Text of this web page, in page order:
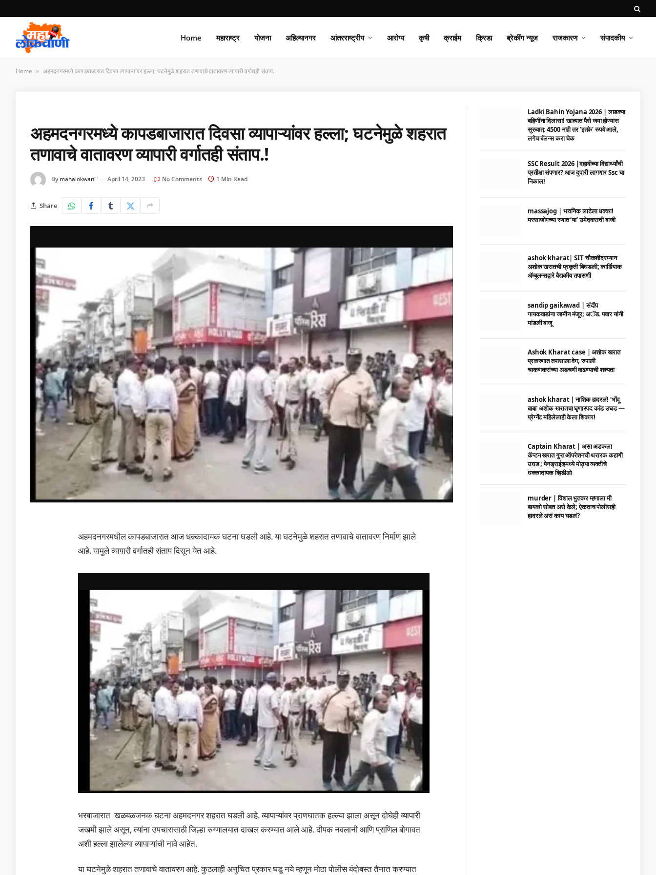
Home महाराष्ट्र योजना अहिल्यानगर आंतरराष्ट्रीय आरोग्य कृषी क्राईम क्रिडा ब्रेकींग न्यूज राजकारण संपादकीय
Home » अहमदनगरमध्ये कापडबाजारात दिवसा व्यापाऱ्यांवर हल्ला; घटनेमुळे शहरात तणावाचे वातावरण व्यापारी वर्गातही संताप.!
अहमदनगरमध्ये कापडबाजारात दिवसा व्यापाऱ्यांवर हल्ला; घटनेमुळे शहरात
तणावाचे वातावरण व्यापारी वर्गातही संताप.!
By mahalokwani April 14, 2023 No Comments 1 Min Read
Share
अहमदनगरमधील कापडबाजारात आज धक्कादायक घटना घडली आहे. या घटनेमुळे शहरात तणावाचे वातावरण निर्माण झाले
आहे. यामुले व्यापारी वर्गातही संताप दिसून येत आहे.
भरबाजारात खळबळजनक घटना अहमदनगर शहरात घडली आहे. व्यापाऱ्यांवर प्राणघातक हल्ल्या झाला असून दोघेही व्यापारी
जखमी झाले असून, त्यांना उपचारासाठी जिल्हा रुग्णालयात दाखल करण्यात आले आहे. दीपक नवलानी आणि प्राणिल बोगावत
अशी हल्ला झालेल्या व्यापाऱ्यांची नावे आहेत.
या घटनेमुळे शहरात तणावाचे वातावरण आहे. कुठलाही अनुचित प्रकार घडू नये म्हणून मोठा पोलीस बंदोबस्त तैनात करण्यात
Ladki Bahin Yojana 2026 | लाडक्या
बहिणींना दिलासा! खात्यात पैसे जमा होण्यास
सुरुवात; 4500 नाही तर ‘इतके’ रुपये आले,
लगेच बॅलन्स करा चेक
SSC Result 2026 |दहावीच्या विद्यार्थ्यांची
प्रतीक्षा संपणार? आज दुपारी लागणार Ssc चा
निकाल!
massajog | भावनिक लाटेला धक्का!
मस्साजोगच्या रणात ‘या’ उमेदवाराची बाजी
ashok kharat| SIT चौकशीदरम्यान
अशोक खरातची प्रकृती बिघडली; कार्डियाक
ॲम्बुलन्सद्वारे वैद्यकीय तपासणी
sandip gaikawad | संदीप
गायकवाडांना जामीन मंजूर; अॅड. पवार यांनी
मांडली बाजू
Ashok Kharat case | अशोक खरात
प्रकरणात तपासाला वेग; रुपाली
चाकणकरांच्या अडचणी वाढण्याची शक्यता
ashok kharat | नाशिक हादरलं! ‘भोंदू
बाबा’ अशोक खरातचा घृणास्पद कांड उघड —
प्रेग्नेंट महिलेलाही केला शिकार!
Captain Kharat | असा अडकला
कॅप्टन खरात गुप्त ऑपरेशनची थरारक कहाणी
उघड ; पेनड्राईव्हमध्ये मोठ्या व्यक्तीचे
धक्कादायक व्हिडीओ
murder | विशाल भुतकर म्हणाला मी
बायको सोबत असे केले; ऐकताच पोलीसही
हादरले असं काय घडलं?